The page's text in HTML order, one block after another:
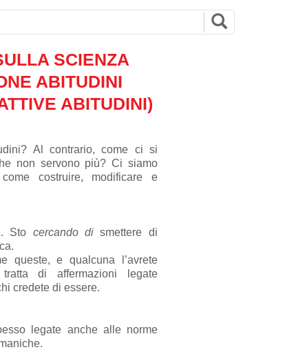
SCIENZA
ABITUDINI
ABITUDINI)
Al contrario, come ci si
non servono più? Ci siamo
costruire, modificare e
. Sto cercando dismettere di
queste, e qualcuna l’avrete
di affermazioni legate
credete di essere.
legate anche alle norme